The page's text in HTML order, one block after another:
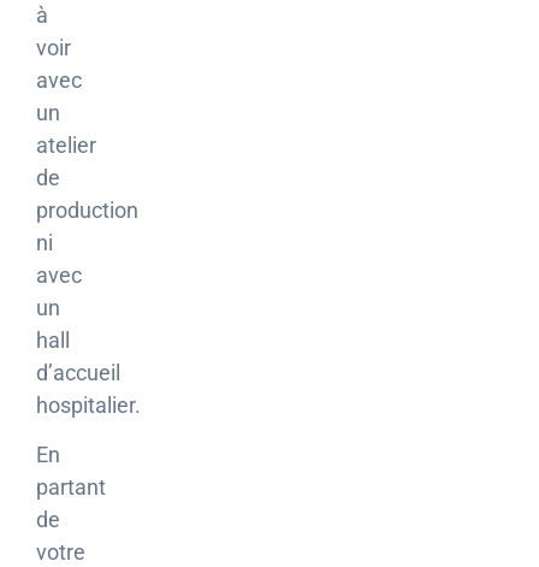
à
voir
avec
un
atelier
de
production
ni
avec
un
hall
d’accueil
hospitalier.
En
partant
de
votre